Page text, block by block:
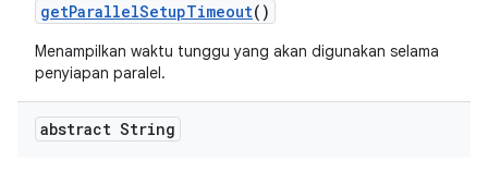
getParallelSetupTimeout()
Menampilkan waktu tunggu yang akan digunakan selama
penyiapan paralel.
abstract String